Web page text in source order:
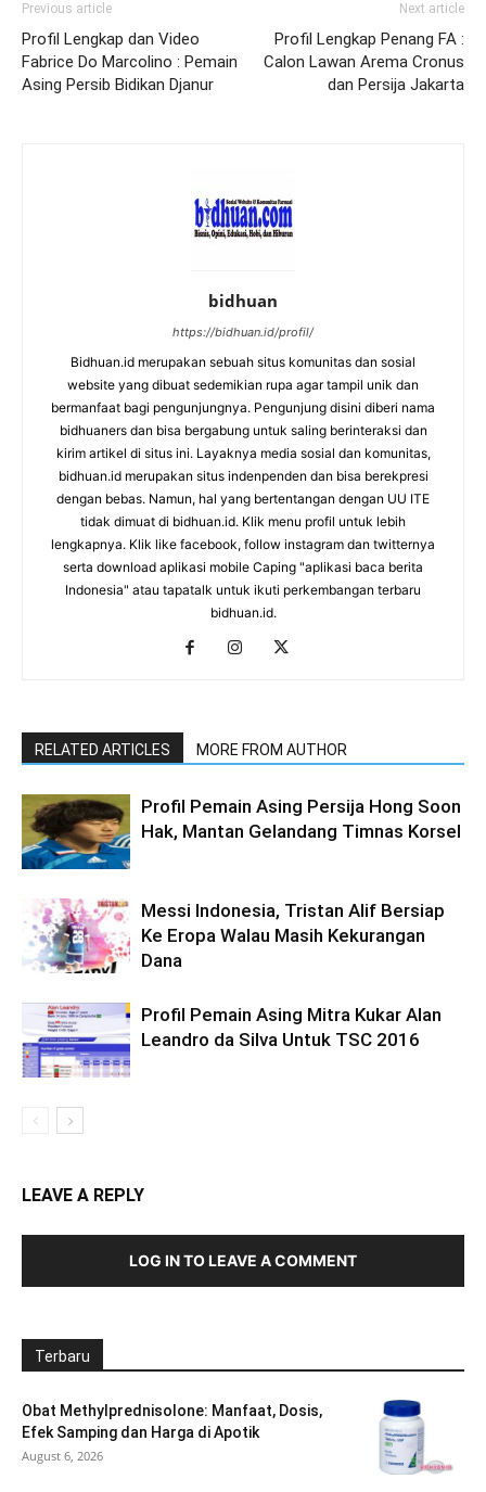
Previous article
Profil Lengkap dan Video
Fabrice Do Marcolino : Pemain
Asing Persib Bidikan Djanur
Next article
Profil Lengkap Penang FA :
Calon Lawan Arema Cronus
dan Persija Jakarta
bidhuan
https://bidhuan.id/profil/
Bidhuan.id merupakan sebuah situs komunitas dan sosial
website yang dibuat sedemikian rupa agar tampil unik dan
bermanfaat bagi pengunjungnya. Pengunjung disini diberi nama
bidhuaners dan bisa bergabung untuk saling berinteraksi dan
kirim artikel di situs ini. Layaknya media sosial dan komunitas,
bidhuan.id merupakan situs indenpenden dan bisa berekpresi
dengan bebas. Namun, hal yang bertentangan dengan UU ITE
tidak dimuat di bidhuan.id. Klik menu profil untuk lebih
lengkapnya. Klik like facebook, follow instagram dan twitternya
serta download aplikasi mobile Caping "aplikasi baca berita
Indonesia" atau tapatalk untuk ikuti perkembangan terbaru
bidhuan.id.
RELATED ARTICLES MORE FROM AUTHOR
Profil Pemain Asing Persija Hong Soon
Hak, Mantan Gelandang Timnas Korsel
Messi Indonesia, Tristan Alif Bersiap
Ke Eropa Walau Masih Kekurangan
Dana
Profil Pemain Asing Mitra Kukar Alan
Leandro da Silva Untuk TSC 2016
LEAVE A REPLY
LOG IN TO LEAVE A COMMENT
Terbaru
Obat Methylprednisolone: Manfaat, Dosis,
Efek Samping dan Harga di Apotik
August 6, 2026